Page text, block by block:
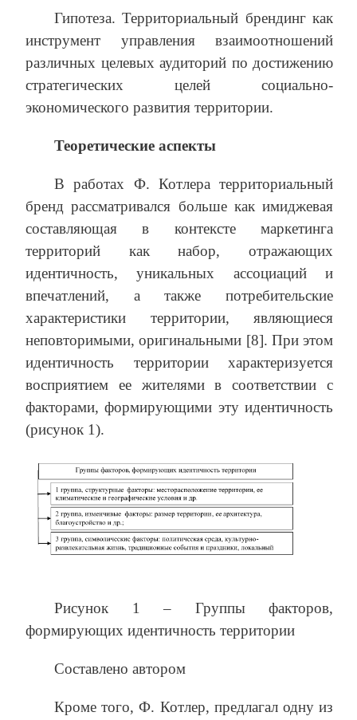
Гипотеза. Территориальный брендинг как
инструмент управления взаимоотношений
различных целевых аудиторий по достижению
стратегических целей социально-
экономического развития территории.
Теоретические аспекты
В работах Ф. Котлера территориальный
бренд рассматривался больше как имиджевая
составляющая в контексте маркетинга
территорий как набор, отражающих
идентичность, уникальных ассоциаций и
впечатлений, а также потребительские
характеристики территории, являющиеся
неповторимыми, оригинальными [8]. При этом
идентичность территории характеризуется
восприятием ее жителями в соответствии с
факторами, формирующими эту идентичность
(рисунок 1).
Рисунок 1 – Группы факторов,
формирующих идентичность территории
Составлено автором
Кроме того, Ф. Котлер, предлагал одну из